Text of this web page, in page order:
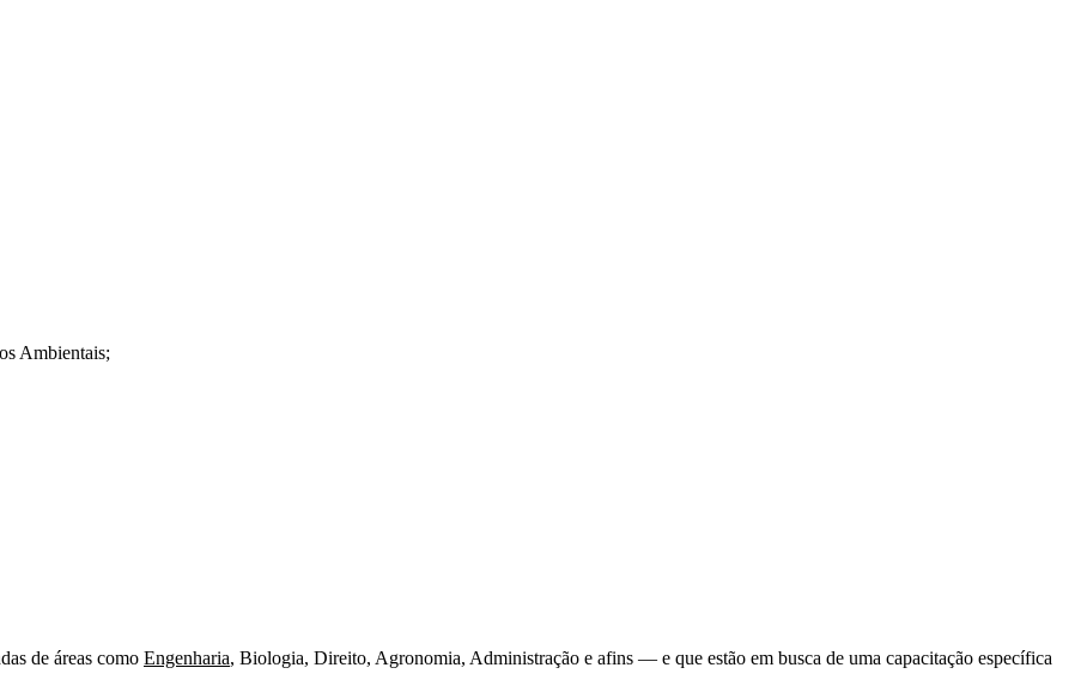
Ambientais;
de áreas como Engenharia, Biologia, Direito, Agronomia, Administração e afins — e que estão em busca de uma capacitação específica